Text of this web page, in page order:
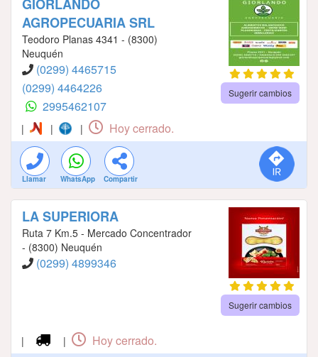
GIORLANDO
AGROPECUARIA SRL
Teodoro Planas 4341 - (8300)
Neuquén
(0299) 4465715
(0299) 4464226
2995462107
Sugerir cambios
| | | Hoy cerrado.
Llamar WhatsApp Compartir
LA SUPERIORA
Ruta 7 Km.5 - Mercado Concentrador
- (8300) Neuquén
(0299) 4899346
Sugerir cambios
| | Hoy cerrado.